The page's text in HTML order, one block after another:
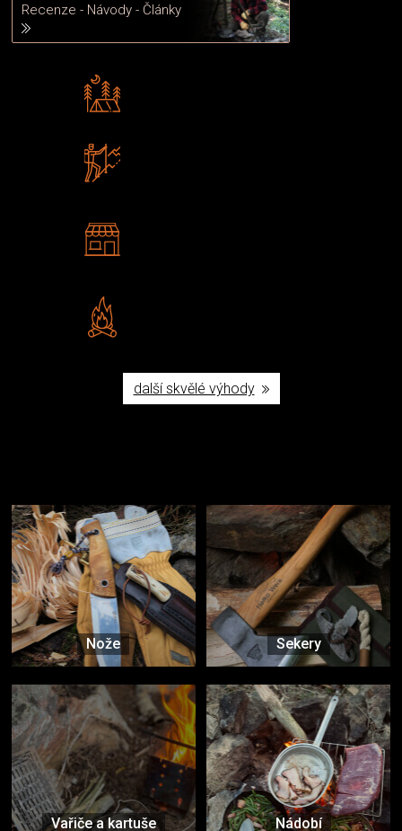
Recenze - Návody - Články
další skvělé výhody
Nože Sekery
Vařiče a kartuše Nádobí